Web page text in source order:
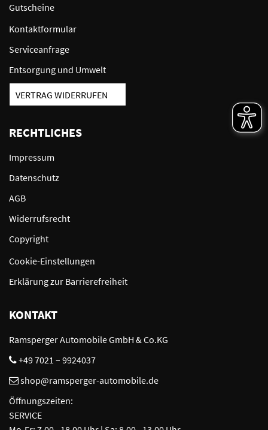
Gutscheine
Kontaktformular
Serviceanfrage
Entsorgung und Umwelt
VERTRAG WIDERRUFEN
RECHTLICHES
Impressum
Datenschutz
AGB
Widerrufsrecht
Copyright
Cookie-Einstellungen
Erklärung zur Barrierefreiheit
KONTAKT
Ramsperger Automobile GmbH & Co.KG
+49 7021 – 9924037
shop@ramsperger-automobile.de
Öffnungszeiten:
SERVICE